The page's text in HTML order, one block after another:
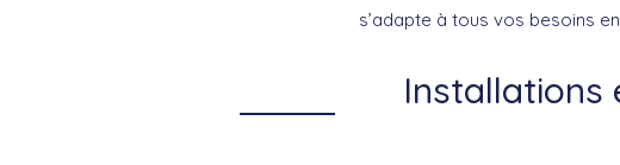
s’adapte à tous vos besoins
Installations